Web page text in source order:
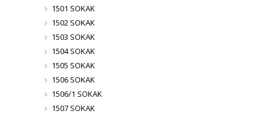
1501 SOKAK
1502 SOKAK
1503 SOKAK
1504 SOKAK
1505 SOKAK
1506 SOKAK
1506/1 SOKAK
1507 SOKAK